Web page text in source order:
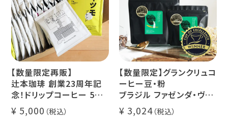
【数量限定再販】
辻本珈琲 創業23周年記
念！ドリップコーヒー 5種
50杯セット
アニバーサリーブレンド
5,000
【数量限定】グランクリュコ
ーヒー豆・粉
ブラジル ファゼンダ・ヴァ
レ・ド・クリスタル（100g /
200g / 1kg）
3,024